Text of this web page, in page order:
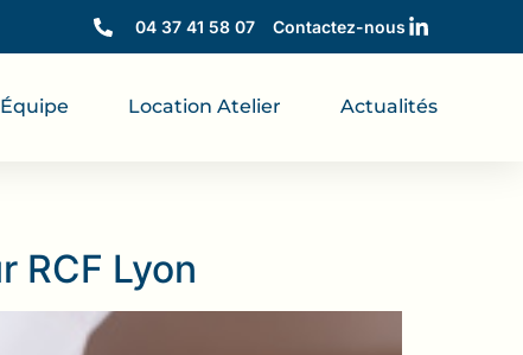
04 37 41 58 07 Contactez-nous
Équipe Location Atelier Actualités
RCF Lyon